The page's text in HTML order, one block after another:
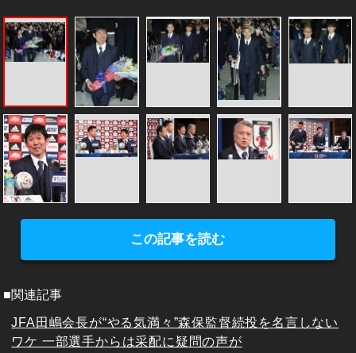
この記事を読む
■関連記事
JFA田嶋会長が“やる気満々”森保監督続投を名言しない
ワケ 一部選手からは采配に疑問の声が